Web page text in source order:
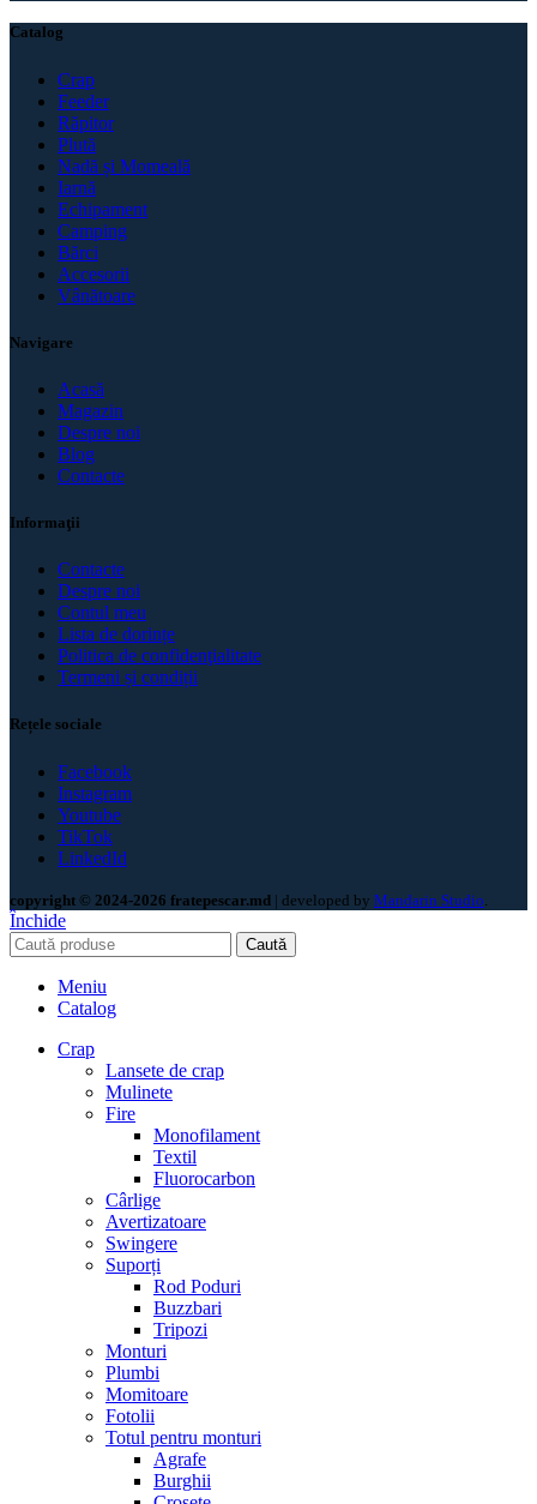
Catalog
Crap
Feeder
Răpitor
Plută
Nadă și Momeală
Iarnă
Echipament
Camping
Bărci
Accesorii
Vânătoare
Navigare
Acasă
Magazin
Despre noi
Blog
Contacte
Informaţii
Contacte
Despre noi
Contul meu
Lista de dorințe
Politica de confidenţialitate
Termeni și condiții
Rețele sociale
Facebook
Instagram
Youtube
TikTok
LinkedId
copyright © 2024-2026 fratepescar.md | developed by Mandarin Studio
Închide
Caută
Meniu
Catalog
Crap
Lansete de crap
Mulinete
Fire
Monofilament
Textil
Fluorocarbon
Cârlige
Avertizatoare
Swingere
Suporți
Rod Poduri
Buzzbari
Tripozi
Monturi
Plumbi
Momitoare
Fotolii
Totul pentru monturi
Agrafe
Burghii